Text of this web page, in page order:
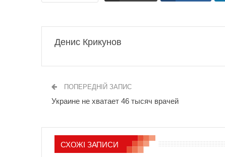
Денис Крикунов
ПОПЕРЕДНІЙ ЗАПИС
Украине не хватает 46 тысяч врачей
СХОЖІ ЗАПИСИ